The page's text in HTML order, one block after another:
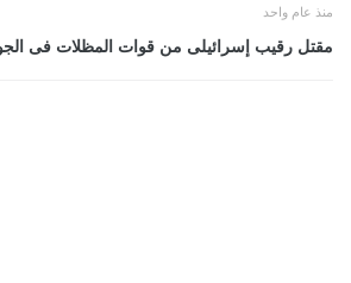
منذ عام واحد
مقتل رقيب إسرائيلى من قوات المظلات فى